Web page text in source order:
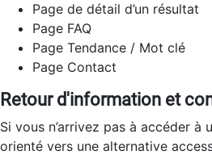
Page de détail d’un résultat
Page FAQ
Page Tendance / Mot clé
Page Contact
Retour d'information et
Si vous n’arrivez pas à accéder
orienté vers une alternative